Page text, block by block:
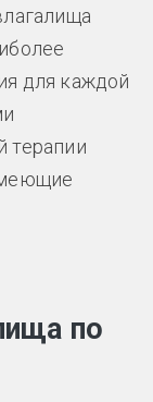
для каждой
терапии
по